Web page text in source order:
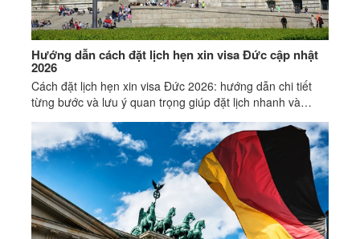
Hướng dẫn cách đặt lịch hẹn xin visa Đức cập nhật
2026
Cách đặt lịch hẹn xin visa Đức 2026: hướng dẫn chi tiết
từng bước và lưu ý quan trọng giúp đặt lịch nhanh và